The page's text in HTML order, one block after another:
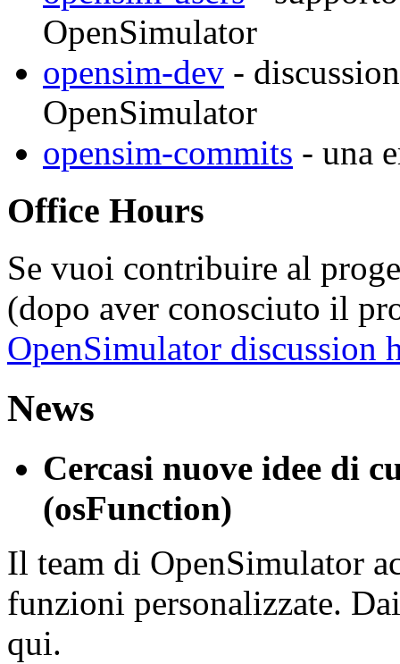
OpenSimulator
opensim-dev -
OpenSimulator
opensim-commits - una
Office Hours
Se vuoi contribuire al
(dopo aver conosciuto il
OpenSimulator discussion
News
Cercasi nuove idee di
(osFunction)
Il team di OpenSimulator
funzioni personalizzate.
qui.